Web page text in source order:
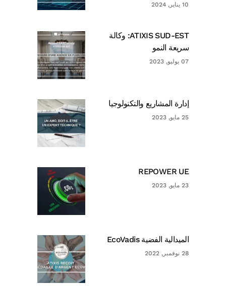
10 يناير, 2024
ATIXIS SUD-EST: وكالة
سريعة النمو
07 يوليو, 2023
إدارة المشاريع والتكنولوجيا
25 مايو, 2023
REPOWER UE
23 مايو, 2023
الميدالية الفضية EcoVadis
28 نوفمبر, 2022